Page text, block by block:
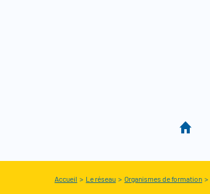
Accueil > Le réseau > Organismes de formation >